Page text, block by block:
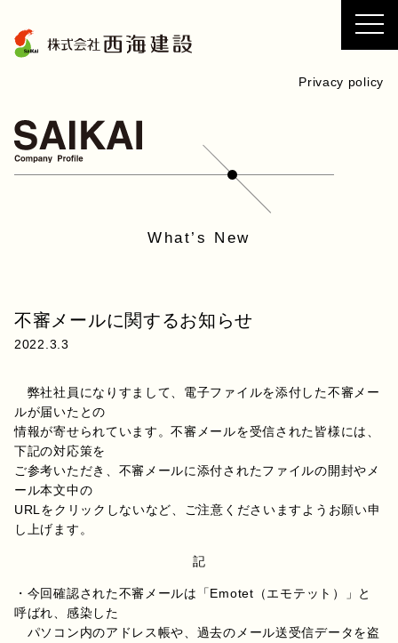
Privacy policy
What’s New
不審メールに関するお知らせ
2022.3.3
弊社社員になりすまして、電子ファイルを添付した不審メー
ルが届いたとの
情報が寄せられています。不審メールを受信された皆様には、
下記の対応策を
ご参考いただき、不審メールに添付されたファイルの開封やメ
ール本文中の
URLをクリックしないなど、ご注意くださいますようお願い申
し上げます。
記
・今回確認された不審メールは「Emotet（エモテット）」と
呼ばれ、感染した
パソコン内のアドレス帳や、過去のメール送受信データを盗